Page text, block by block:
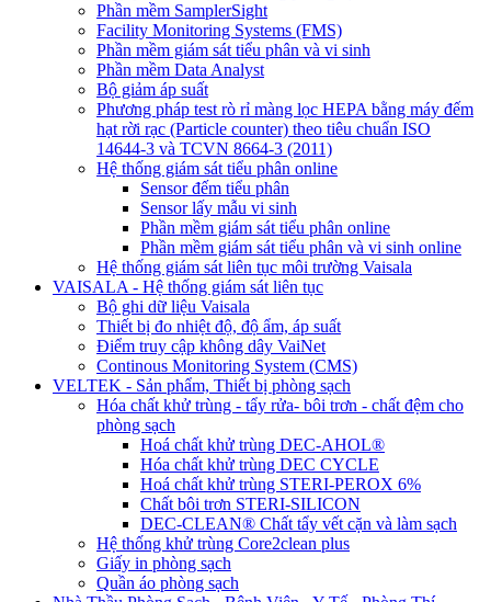
Phần mềm SamplerSight
Facility Monitoring Systems (FMS)
Phần mềm giám sát tiểu phân và vi sinh
Phần mềm Data Analyst
Bộ giảm áp suất
Phương pháp test rò rỉ màng lọc HEPA bằng máy đếm
hạt rời rạc (Particle counter) theo tiêu chuẩn ISO
14644-3 và TCVN 8664-3 (2011)
Hệ thống giám sát tiểu phân online
Sensor đếm tiểu phân
Sensor lấy mẫu vi sinh
Phần mềm giám sát tiểu phân online
Phần mềm giám sát tiểu phân và vi sinh online
Hệ thống giám sát liên tục môi trường Vaisala
VAISALA - Hệ thống giám sát liên tục
Bộ ghi dữ liệu Vaisala
Thiết bị đo nhiệt độ, độ ẩm, áp suất
Điểm truy cập không dây VaiNet
Continous Monitoring System (CMS)
VELTEK - Sản phẩm, Thiết bị phòng sạch
Hóa chất khử trùng - tẩy rửa- bôi trơn - chất đệm cho
phòng sạch
Hoá chất khử trùng DEC-AHOL®
Hóa chất khử trùng DEC CYCLE
Hoá chất khử trùng STERI-PEROX 6%
Chất bôi trơn STERI-SILICON
DEC-CLEAN® Chất tẩy vết cặn và làm sạch
Hệ thống khử trùng Core2clean plus
Giấy in phòng sạch
Quần áo phòng sạch